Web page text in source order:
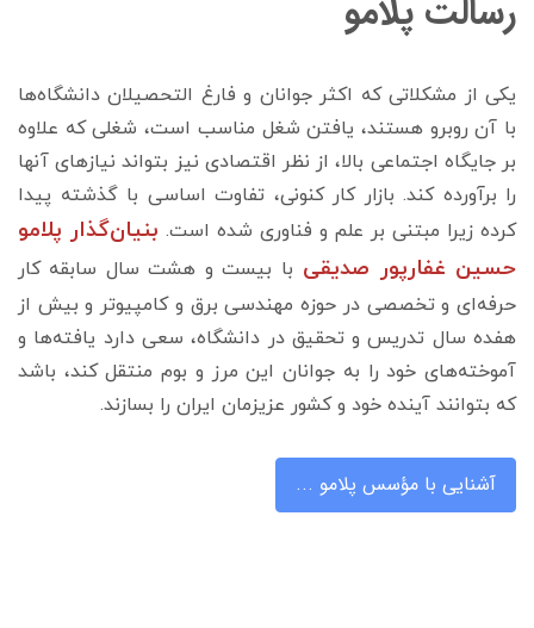
رسالت پلامو
یکی از مشکلاتی که اکثر جوانان و فارغ التحصیلان دانشگاه‌ها
با آن روبرو هستند، یافتن شغل مناسب است، شغلی که علاوه
بر جایگاه اجتماعی بالا، از نظر اقتصادی نیز بتواند نیازهای آنها
را برآورده کند. بازار کار کنونی، تفاوت اساسی با گذشته پیدا
کرده زیرا مبتنی بر علم و فناوری شده است. بنیان‌گذار پلامو
حسین غفارپور صدیقی با بیست و هشت سال سابقه کار
حرفه‌ای و تخصصی در حوزه مهندسی برق و کامپیوتر و بیش از
هفده سال تدریس و تحقیق در دانشگاه، سعی دارد یافته‌ها و
آموخته‌های خود را به جوانان این مرز و بوم منتقل کند، باشد
که بتوانند آینده خود و کشور عزیزمان ایران را بسازند.
آشنایی با مؤسس پلامو ...